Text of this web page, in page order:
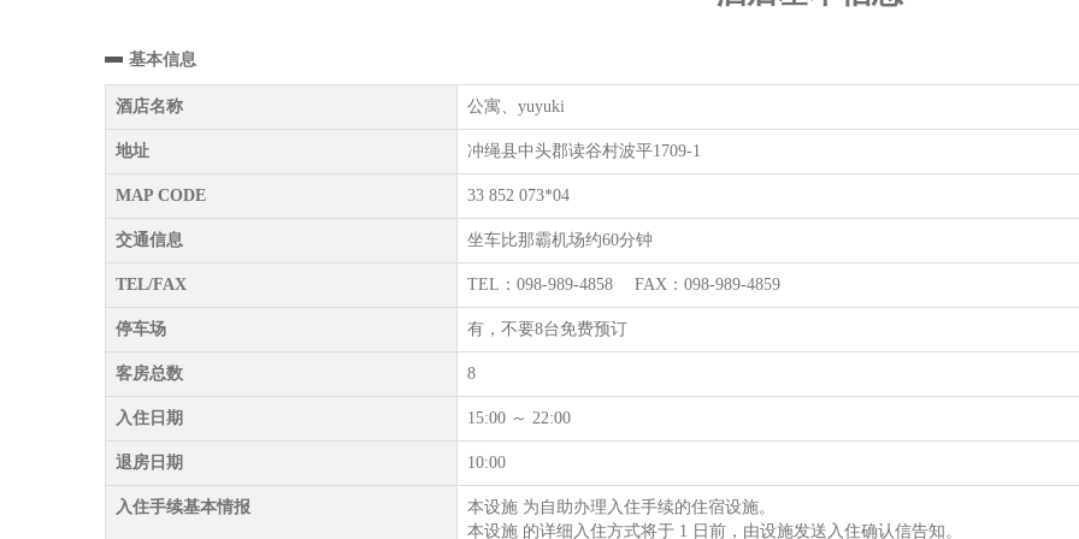
基本信息
酒店名称 公寓、yuyuki
地址 冲绳县中头郡读谷村波平1709-1
MAP CODE 33 852 073*04
交通信息 坐车比那霸机场约60分钟
TEL/FAX TEL：098-989-4858 FAX：098-989-4859
停车场 有，不要8台免费预订
客房总数 8
入住日期 15:00 ～ 22:00
退房日期 10:00
入住手续基本情报
本设施 为自助办理入住手续的住宿设施。
本设施 的详细入住方式将于 1 日前，由设施发送入住确认信告知。